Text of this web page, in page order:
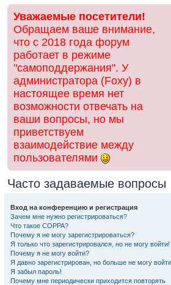
Уважаемые посетители!
Обращаем ваше внимание,
что с 2018 года форум
работает в режиме
"самоподдержания". У
администратора (Foxy) в
настоящее время нет
возможности отвечать на
ваши вопросы, но мы
приветствуем
взаимодействие между
пользователями
Часто задаваемые вопросы
Вход на конференцию и регистрация
Зачем мне нужно регистрироваться?
Что такое COPPA?
Почему я не могу зарегистрироваться?
Я только что зарегистрировался, но не могу войти!
Почему я не могу войти?
Я давно зарегистрирован, но больше не могу
Я забыл пароль!
Почему мне периодически приходится повторять